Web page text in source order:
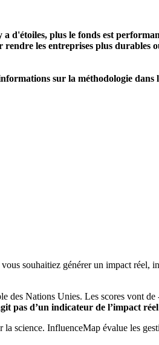
d'étoiles, plus le fonds est
les entreprises plus durables
sur la méthodologie dans
souhaitiez générer un impact réel,
des Nations Unies. Les scores vont
pas d’un indicateur de l’impact
science. InfluenceMap évalue les